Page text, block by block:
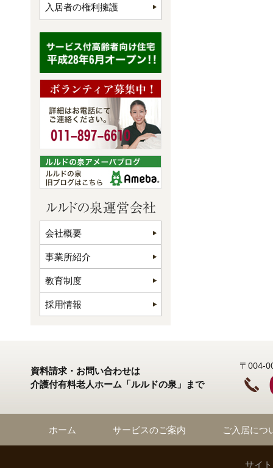
入居者の権利擁護
会社概要
事業所紹介
教育制度
採用情報
資料請求・お問い合わせは
介護付有料老人ホーム「ルルドの泉」まで
〒004-
ホーム サービスのご案内 ご入居につ
サイ